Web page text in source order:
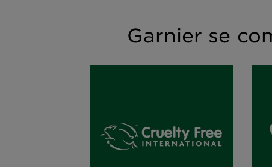
Garnier se